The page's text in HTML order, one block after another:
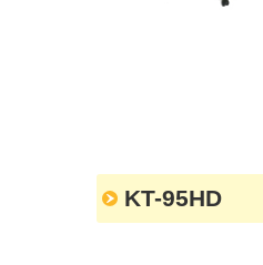
KT-95HD